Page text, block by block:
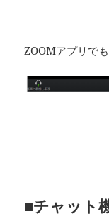
ZOOMアプリで
■チャット